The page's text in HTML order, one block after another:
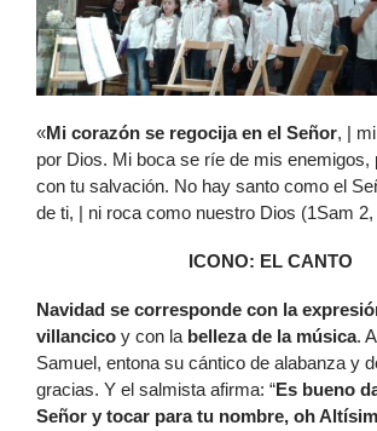
«Mi corazón se regocija en el Señor, |
por Dios. Mi boca se ríe de mis enemigos,
con tu salvación. No hay santo como el
de ti, | ni roca como nuestro Dios (1Sam 2,
ICONO: EL CANTO
Navidad se corresponde con la
villancico y con la belleza de la música.
Samuel, entona su cántico de alabanza y
gracias. Y el salmista afirma: “Es bueno
Señor y tocar para tu nombre, oh